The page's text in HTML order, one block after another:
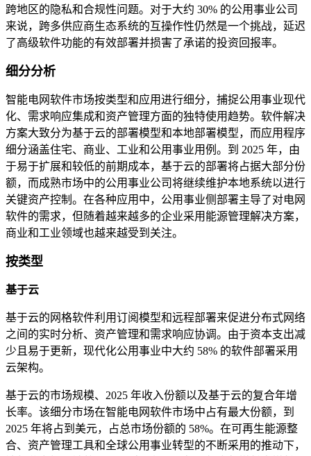
跨地区的隐私和合规性问题。对于大约 30% 的公用事业公司
来说，跨多供应商生态系统的互操作性仍然是一个挑战，延迟
了高级软件功能的有效部署并损害了承诺的投资回报率。
细分分析
智能电网软件市场按类型和应用进行细分，捕捉公用事业现代
化、需求响应集成和资产管理方面的独特使用趋势。软件解决
方案大致分为基于云的部署模型和本地部署模型，而应用程序
细分涵盖住宅、商业、工业和公用事业用例。到 2025 年，由
于易于扩展和较低的前期成本，基于云的部署将占据大部分份
额，而成熟市场中的公用事业公司将继续维护本地系统以进行
关键资产控制。在各种应用中，公用事业侧部署主导了对电网
软件的需求，但随着越来越多的企业采用能源管理解决方案，
商业和工业领域也越来越受到关注。
按类型
基于云
基于云的网格软件利用订阅模型和远程部署来促进分布式网络
之间的实时分析、资产管理和需求响应协调。由于资本支出减
少且易于更新，现代化公用事业中大约 58% 的软件部署采用
云架构。
基于云的市场规模、2025 年收入份额以及基于云的复合年增
长率。该细分市场在智能电网软件市场中占有最大份额，到
2025 年将占到美元，占总市场份额的 58%。在可再生能源整
合、资产管理工具和全球公用事业转型的不断采用的推动下，